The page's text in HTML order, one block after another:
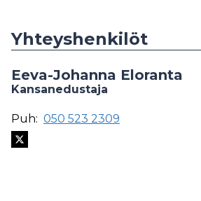
Yhteyshenkilöt
Eeva-Johanna Eloranta
Kansanedustaja
Puh: 050 523 2309